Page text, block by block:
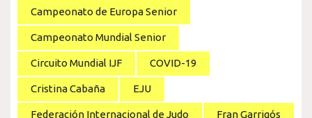
Campeonato de Europa Senior
Campeonato Mundial Senior
Circuito Mundial IJF COVID-19
Cristina Cabaña EJU
Federación Internacional de Judo Fran Garrigós